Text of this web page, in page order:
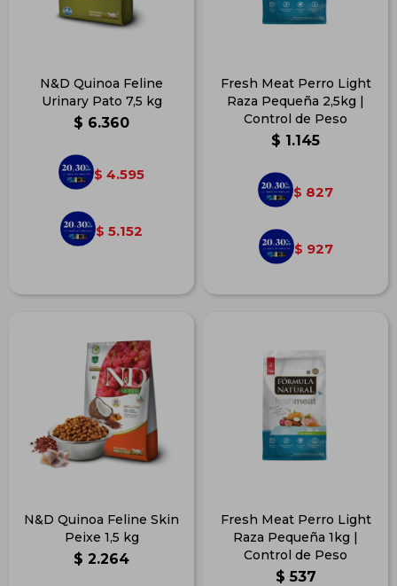
N&D Quinoa Feline
Urinary Pato 7,5 kg
$ 6.360
$ 4.595
$ 5.152
Fresh Meat Perro Light
Raza Pequeña 2,5kg |
Control de Peso
$ 1.145
$ 827
$ 927
N&D Quinoa Feline Skin
Peixe 1,5 kg
$ 2.264
Fresh Meat Perro Light
Raza Pequeña 1kg |
Control de Peso
$ 537